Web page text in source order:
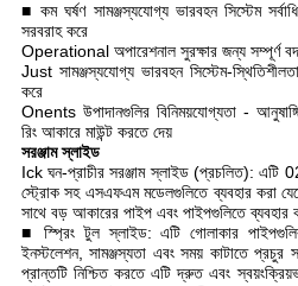
■ কম ঘর্ষণ সামঞ্জস্যযোগ্য ভারবহন সিস্টেম
সরবরাহ করে
Operational অপারেশনাল সুরক্ষার জন্য সম্পূর্ণ
Just সামঞ্জস্যযোগ্য ভারবহন সিস্টেম-
করে
Onents উপাদানগুলির বিনিময়যোগ্যতা -
রিং আকারে মাউন্ট করতে দেয়
সরঞ্জাম স্লাইড
Ick ঘন-প্রাচীর সরঞ্জাম স্লাইড (প্রচলিত): এটি
স্ট্রোক সহ এসএফএম মডেলগুলিতে ব্যবহার করা
সাথে বড় আকারের পাইপ এবং পাইপগুলিতে ব্যবহার
■ স্প্রিং টুল স্লাইড: এটি গোলাকার
ইনস্টলেশন, সামঞ্জস্যতা এবং সময় কাটাতে প্রচুর
প্রান্তটি নিশ্চিত করতে এটি দ্রুত এবং